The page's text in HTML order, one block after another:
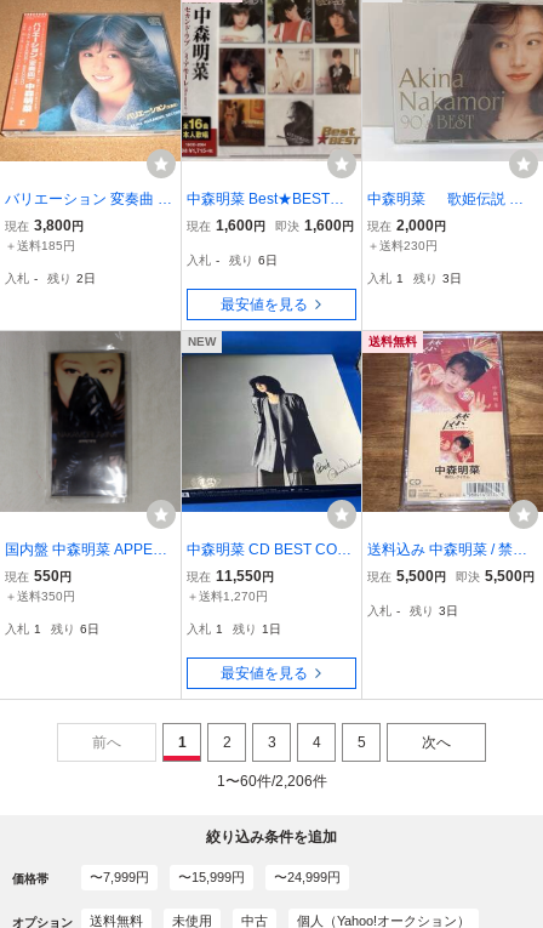
バリエーション 変奏曲 中
森明菜 シール帯
現在 3,800円
＋送料185円
入札 - 残り 2日
中森明菜 Best★BEST
（新品未開封CD）
現在 1,600円 即決 1,600円
入札 - 残り 6日
最安値を見る
中森明菜 歌姫伝説
’90s BEST 初回限定
版 ３CD＋DVD
現在 2,000円
＋送料230円
入札 1 残り 3日
国内盤 中森明菜 APPETIT
E MCA MVDD10027 1CD
□
現在 550円
＋送料350円
入札 1 残り 6日
NEW
中森明菜 CD BEST COM
PLETE BOX(完全生産限
定盤)(2CD+2LP+Cassett
現在 11,550円
＋送料1,270円
入札 1 残り 1日
最安値を見る
送料無料
送料込み 中森明菜 / 禁区
雨のレクイエム 8cm SCD
現在 5,500円 即決 5,500円
入札 - 残り 3日
前へ 1 2 3 4 5 次へ
1〜60件/2,206件
絞り込み条件を追加
価格帯 〜7,999円 〜15,999円 〜24,999円
オプション 送料無料 未使用 中古 個人（Yahoo!オークション）